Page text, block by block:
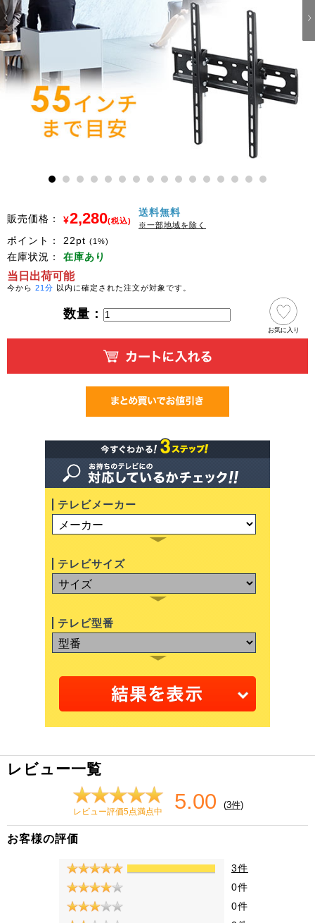
10 11 12 13 14 15
販売価格： ¥2,280(税込)
送料無料
※一部地域を除く
ポイント： 22pt (1%)
在庫状況： 在庫あり
当日出荷可能
今から 21分 以内に確定された注文が対象です。
数量：
お気に入り
テレビメーカー
テレビサイズ
テレビ型番
レビュー一覧
レビュー評価5点満点中 5.00 (3件)
お客様の評価
3件
0件
0件